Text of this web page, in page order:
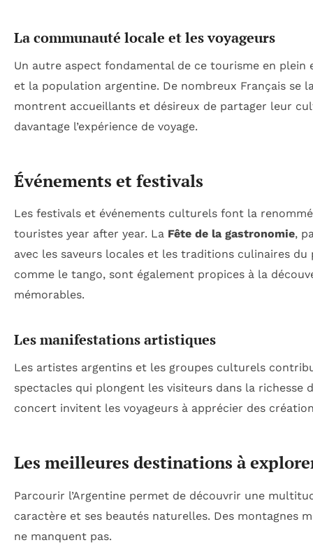
La communauté locale et les voyageurs
Un autre aspect fondamental de ce tourisme en
et la population argentine. De nombreux Français se
montrent accueillants et désireux de partager leur
davantage l’expérience de voyage.
Événements et festivals
Les festivals et événements culturels font la
touristes year after year. La Fête de la gastronomie,
avec les saveurs locales et les traditions culinaires
comme le tango, sont également propices à la
mémorables.
Les manifestations artistiques
Les artistes argentins et les groupes culturels
spectacles qui plongent les visiteurs dans la richesse
concert invitent les voyageurs à apprécier des
Les meilleures destinations à
Parcourir l’Argentine permet de découvrir une
caractère et ses beautés naturelles. Des montagnes
ne manquent pas.